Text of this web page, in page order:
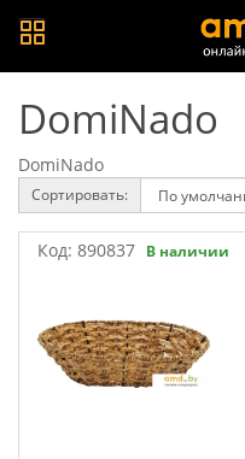
DomiNado
DomiNado
Сортировать:
Код: 890837 В наличии